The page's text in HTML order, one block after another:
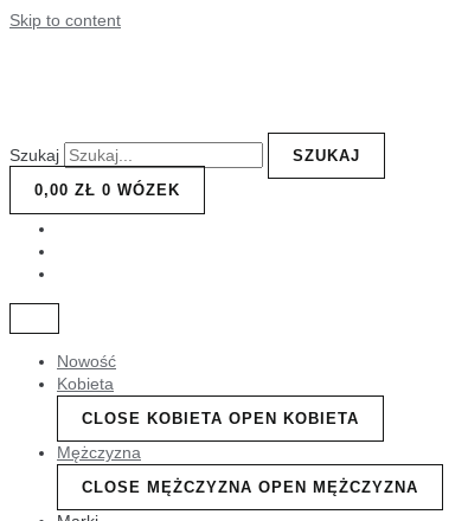
Skip to content
Szukaj
SZUKAJ
0,00 ZŁ 0 WÓZEK
Nowość
Kobieta
CLOSE KOBIETA OPEN KOBIETA
Mężczyzna
CLOSE MĘŻCZYZNA OPEN MĘŻCZYZNA